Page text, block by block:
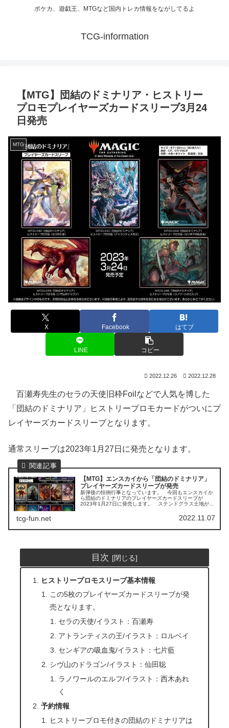
ポケカ、遊戯王、MTGなど国内トレカ情報をながしてるよ
TCG-information
【MTG】団結のドミナリア・ヒストリー
プロモプレイヤーズカードスリーブ3月24
日発売
MTG
X Facebook はてブ
LINE コピー
2022.12.26 2022.12.28
百瀬寿先生のセラの天使旧枠Foilなどで人気を博した
「団結のドミナリア」ヒストリープロモカードがついにプ
レイヤーズカードスリーブとなります。
通常スリーブは2023年1月27日に発売となります。
【MTG】エンスカイから「団結のドミナリア」
プレイヤーズカードスリーブが発売
新弾後の恒例行事となっています。 今回もエンスカイか
ら団結のドミナリアのプレイヤーズカードスリーブが
2023年1月27日に発売します。 ステンドグラス土地が本
tcg-fun.net 2022.11.07
目次
ヒストリープロモスリーブ基本情報
この5枚のプレイヤーズカードスリーブが発
売となります。
セラの天使/イラスト：百瀬寿
アトランティスの王/イラスト：ロルベイ
センギアの吸血鬼/イラスト：七片藍
シヴ山のドラゴン/イラスト：仙田聡
ラノワールのエルフ/イラスト：西木あれ
く
予約情報
ヒストリープロモ付きの団結のドミナリアは